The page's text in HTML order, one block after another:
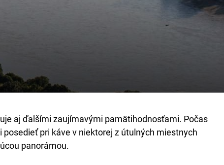
aj ďalšími zaujímavými pamätihodnosťami. Počas
pri káve v niektorej z útulných miestnych
panorámou.